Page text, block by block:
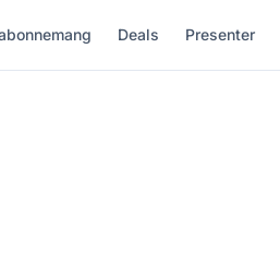
Deals Presenter